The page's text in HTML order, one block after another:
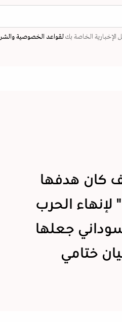
الإخبارية الخاصة بكلقواعد الخصوصية
كان هدفها
الحرب
جعلها
ختامي